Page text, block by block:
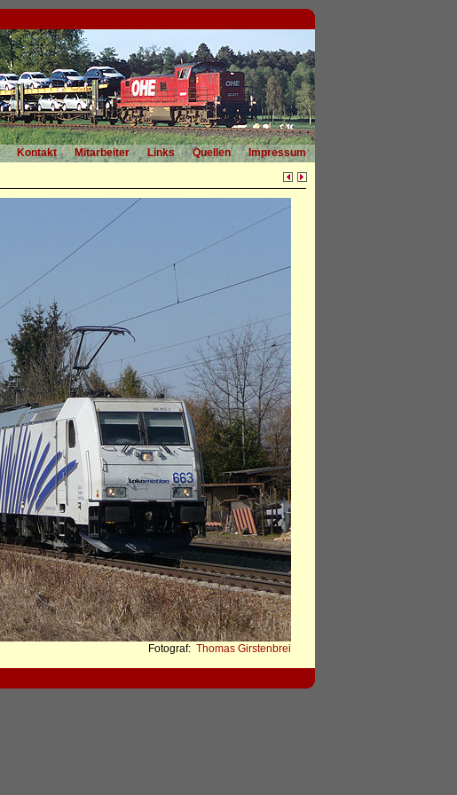
Kontakt Mitarbeiter Links Quellen
Impressum
Fotograf: Thomas Girstenbrei